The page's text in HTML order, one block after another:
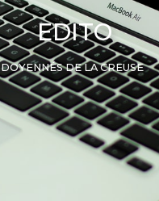
EDITO
DOYENNÉS DE LA CREUSE